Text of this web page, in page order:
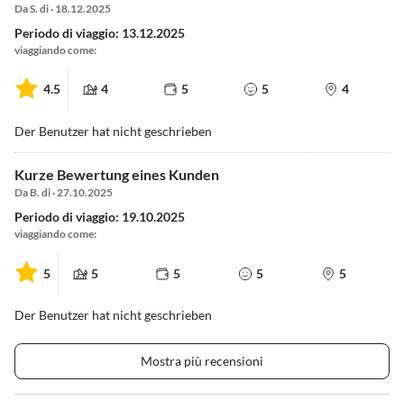
Da S. di · 18.12.2025
Periodo di viaggio: 13.12.2025
viaggiando come:
4.5 4 5 5 4
Der Benutzer hat nicht geschrieben
Kurze Bewertung eines Kunden
Da B. di · 27.10.2025
Periodo di viaggio: 19.10.2025
viaggiando come:
5 5 5 5 5
Der Benutzer hat nicht geschrieben
Mostra più recensioni